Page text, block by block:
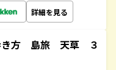
詳細を見る
き方 島旅 天草 ３